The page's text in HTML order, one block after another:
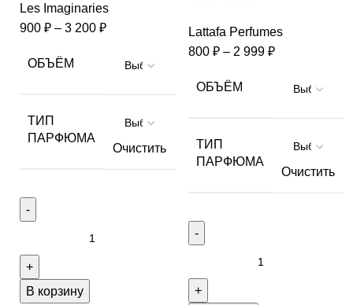
Les Imaginaries
900 ₽ – 3 200 ₽
ОБЪЁМ
ТИП
ПАРФЮМА
Очистить
В корзину
Lattafa Perfumes
800 ₽ – 2 999 ₽
ОБЪЁМ
ТИП
ПАРФЮМА
Очистить